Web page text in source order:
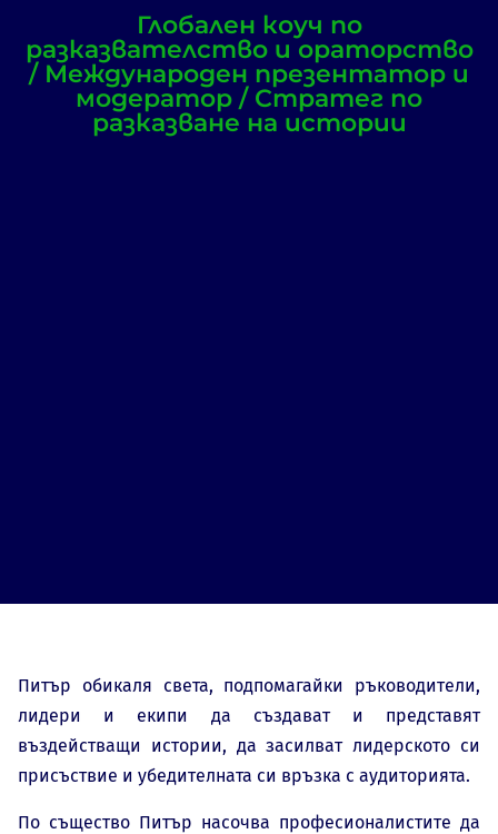
Глобален коуч по
разказвателство и ораторство
/ Международен презентатор и
модератор / Стратег по
разказване на истории
Питър обикаля света, подпомагайки ръководители,
лидери и екипи да създават и представят
въздействащи истории, да засилват лидерското си
присъствие и убедителната си връзка с аудиторията.
По същество Питър насочва професионалистите да